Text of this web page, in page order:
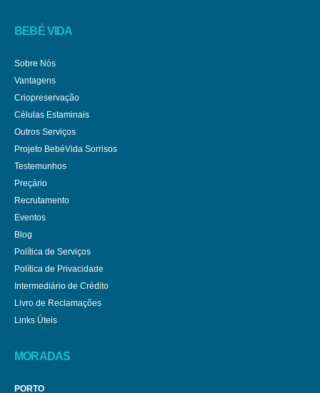
BEBÉ VIDA
Sobre Nós
Vantagens
Criopreservação
Células Estaminais
Outros Serviços
Projeto BebéVida Sorrisos
Testemunhos
Preçário
Recrutamento
Eventos
Blog
Política de Serviços
Política de Privacidade
Intermediário de Crédito
Livro de Reclamações
Links Úteis
MORADAS
PORTO